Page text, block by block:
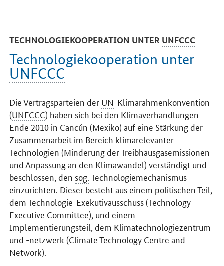
TECHNOLOGIEKOOPERATION UNTER UNFCCC
Technologiekooperation unter
UNFCCC
Die Vertragsparteien der UN-Klimarahmenkonvention
(UNFCCC) haben sich bei den Klimaverhandlungen
Ende 2010 in Cancún (Mexiko) auf eine Stärkung der
Zusammenarbeit im Bereich klimarelevanter
Technologien (Minderung der Treibhausgasemissionen
und Anpassung an den Klimawandel) verständigt und
beschlossen, den sog.Technologiemechanismus
einzurichten. Dieser besteht aus einem politischen Teil,
dem Technologie-Exekutivausschuss (Technology
Executive Committee), und einem
Implementierungsteil, dem Klimatechnologiezentrum
und -netzwerk (Climate Technology Centre and
Network).